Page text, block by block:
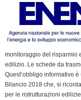
b
o
o
k
n
k
e
I
n
t
t
e
r
a
t
s
p
p
monitoraggio del risparmio
edilizio. Le schede da
Quest’obbligo informativo
Bilancio 2018 che, si
per le ristrutturazioni